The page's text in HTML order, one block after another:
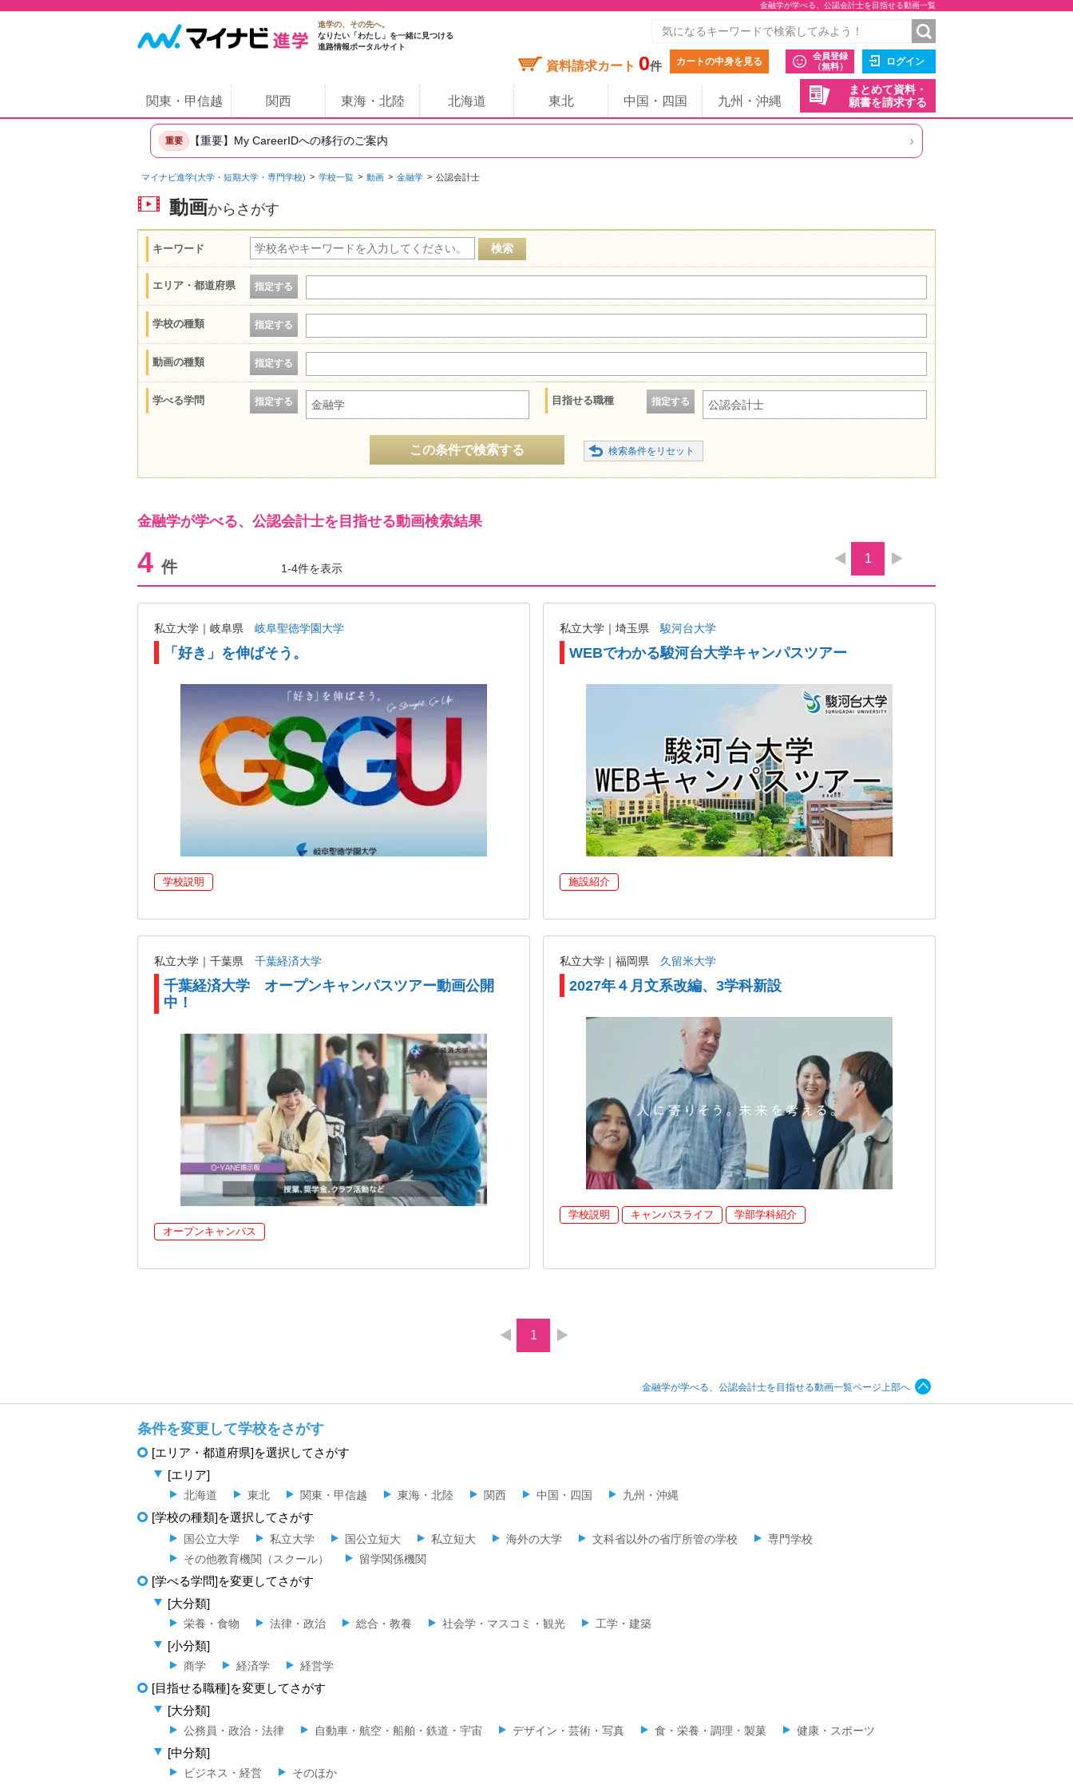
金融学が学べる、公認会計士を目指せる動画一覧
進学の、その先へ。
なりたい「わたし」を一緒に見つける
進路情報ポータルサイト
資料請求カート 0件 カートの中身を見る
会員登録
（無料）
ログイン
まとめて資料・
願書を請求する
関東・甲信越 関西 東海・北陸 北海道 東北 中国・四国 九州・沖縄
重要 【重要】My CareerIDへの移行のご案内 ›
マイナビ進学(大学・短期大学・専門学校) 学校一覧 動画 金融学 公認会計士
動画からさがす
キーワード
エリア・都道府県 指定する
学校の種類 指定する
動画の種類 指定する
学べる学問 指定する 金融学 目指せる職種 指定する 公認会計士
この条件で検索する
金融学が学べる、公認会計士を目指せる動画検索結果
4 件 1-4件を表示
1
私立大学｜岐阜県 岐阜聖徳学園大学
「好き」を伸ばそう。
学校説明
私立大学｜埼玉県 駿河台大学
WEBでわかる駿河台大学キャンパスツアー
施設紹介
私立大学｜千葉県 千葉経済大学
千葉経済大学 オープンキャンパスツアー動画公開
中！
オープンキャンパス
私立大学｜福岡県 久留米大学
2027年４月文系改編、3学科新設
学校説明 キャンパスライフ 学部学科紹介
1
金融学が学べる、公認会計士を目指せる動画一覧ページ上部へ
条件を変更して学校をさがす
[エリア・都道府県]を選択してさがす
[エリア]
北海道 東北 関東・甲信越 東海・北陸 関西 中国・四国 九州・沖縄
[学校の種類]を選択してさがす
国公立大学 私立大学 国公立短大 私立短大 海外の大学 文科省以外の省庁所管の学校
専門学校
その他教育機関（スクール）
留学関係機関
[学べる学問]を変更してさがす
[大分類]
栄養・食物 法律・政治 総合・教養 社会学・マスコミ・観光 工学・建築
[小分類]
商学 経済学 経営学
[目指せる職種]を変更してさがす
[大分類]
公務員・政治・法律 自動車・航空・船舶・鉄道・宇宙 デザイン・芸術・写真 食・栄養・調理・製菓 健康・スポーツ
[中分類]
ビジネス・経営 そのほか